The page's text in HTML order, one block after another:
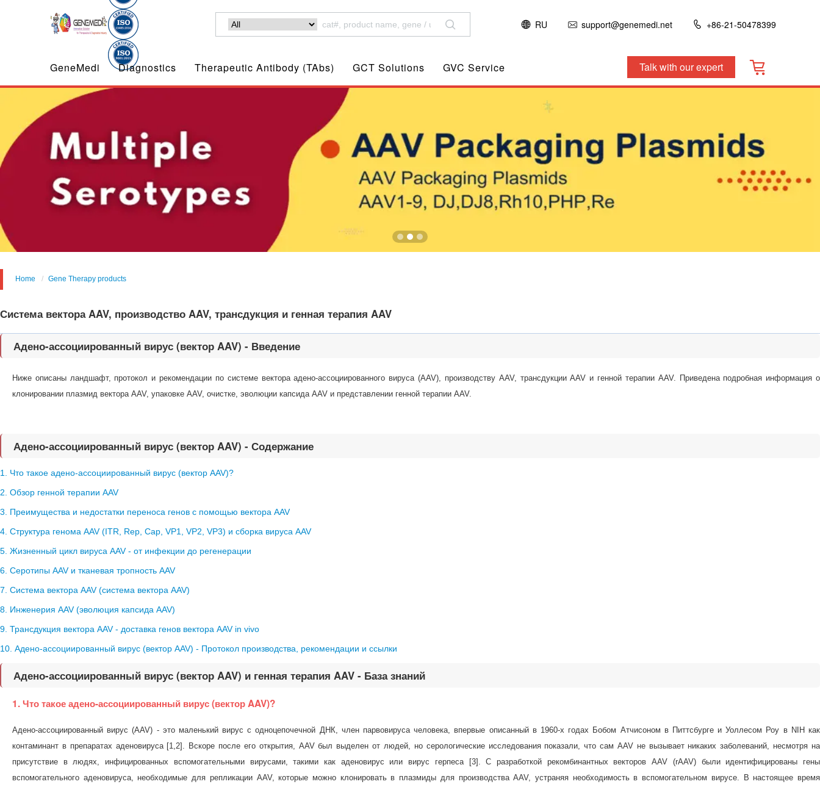
RU support@genemedi.net +86-21-50478399
GeneMedi Diagnostics Therapeutic Antibody (TAbs) GCT Solutions GVC Service Talk with our expert
Home Gene Therapy products
Система вектора AAV, производство AAV, трансдукция и генная терапия AAV
Адено-ассоциированный вирус (вектор AAV) - Введение
Ниже описаны ландшафт, протокол и рекомендации по системе вектора адено-ассоциированного вируса (AAV), производству AAV, трансдукции AAV и генной терапии AAV. Приведена подробная информация о
клонировании плазмид вектора AAV, упаковке AAV, очистке, эволюции капсида AAV и представлении генной терапии AAV.
Адено-ассоциированный вирус (вектор AAV) - Содержание
1. Что такое адено-ассоциированный вирус (вектор AAV)?
2. Обзор генной терапии AAV
3. Преимущества и недостатки переноса генов с помощью вектора AAV
4. Структура генома AAV (ITR, Rep, Cap, VP1, VP2, VP3) и сборка вируса AAV
5. Жизненный цикл вируса AAV - от инфекции до регенерации
6. Серотипы AAV и тканевая тропность AAV
7. Система вектора AAV (система вектора AAV)
8. Инженерия AAV (эволюция капсида AAV)
9. Трансдукция вектора AAV - доставка генов вектора AAV in vivo
10. Адено-ассоциированный вирус (вектор AAV) - Протокол производства, рекомендации и ссылки
Адено-ассоциированный вирус (вектор AAV) и генная терапия AAV - База знаний
1. Что такое адено-ассоциированный вирус (вектор AAV)?
Адено-ассоциированный вирус (AAV) - это маленький вирус с одноцепочечной ДНК, член парвовируса человека, впервые описанный в 1960-х годах Бобом Атчисоном в Питтсбурге и Уоллесом Роу в NIH как
контаминант в препаратах аденовируса [1,2]. Вскоре после его открытия, AAV был выделен от людей, но серологические исследования показали, что сам AAV не вызывает никаких заболеваний, несмотря на
присутствие в людях, инфицированных вспомогательными вирусами, такими как аденовирус или вирус герпеса [3]. С разработкой рекомбинантных векторов AAV (rAAV) были идентифицированы гены
вспомогательного аденовируса, необходимые для репликации AAV, которые можно клонировать в плазмиды для производства AAV, устраняя необходимость в вспомогательном вирусе. В настоящее время